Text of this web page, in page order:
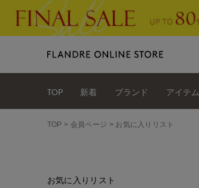
TOP 新着 ブランド アイテム
TOP 会員ページ お気に入りリスト
お気に入りリスト